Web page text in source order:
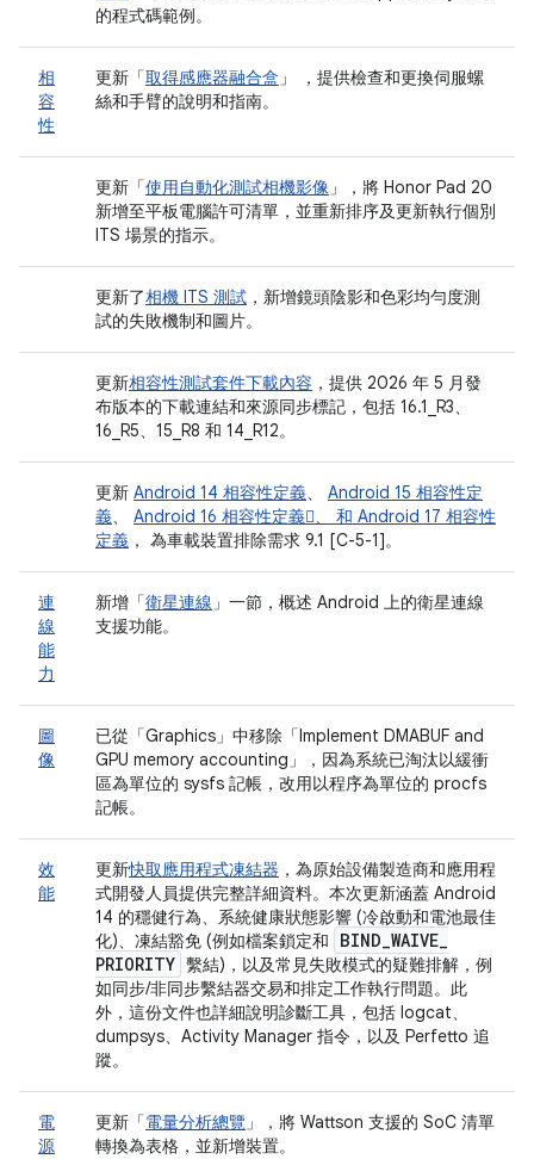
的程式碼範例。
相
容
性
更新「取得感應器融合盒 」 ，提供檢查和更換伺服螺
絲和手臂的說明和指南。
更新「使用自動化測試相機影像 」，將 Honor Pad 20
新增至平板電腦許可清單，並重新排序及更新執行個別
ITS 場景的指示。
更新了相機 ITS 測試 ，新增鏡頭陰影和色彩均勻度測
試的失敗機制和圖片。
更新相容性測試套件下載內容 ，提供 2026 年 5 月發
布版本的下載連結和來源同步標記，包括 16.1_R3、
16_R5、15_R8 和 14_R12。
更新 Android 14 相容性定義、 Android 15 相容性定
義、 Android 16 相容性定義、 和 Android 17 相容性
定義 ， 為車載裝置排除需求 9.1 [C-5-1]。
連
線
能
力
新增「衛星連線 」一節，概述 Android 上的衛星連線
支援功能。
圖
像
已從「Graphics」 中移除「Implement DMABUF and
GPU memory accounting」
，因為系統已淘汰以緩衝
區為單位的 sysfs 記帳，改用以程序為單位的 procfs
記帳。
效
能
更新快取應用程式凍結器 ，為原始設備製造商和應用程
式開發人員提供完整詳細資料。本次更新涵蓋 Android
14 的穩健行為、系統健康狀態影響 (冷啟動和電池最佳
化)、凍結豁免 (例如檔案鎖定和
BIND_WAIVE_
PRIORITY 繫結)，以及常見失敗模式的疑難排解，例
如同步/非同步繫結器交易和排定工作執行問題。此
外，這份文件也詳細說明診斷工具，包括 logcat、
dumpsys、Activity Manager 指令，以及 Perfetto 追
蹤。
電
源
更新「電量分析總覽 」，將 Wattson 支援的 SoC 清單
轉換為表格，並新增裝置。